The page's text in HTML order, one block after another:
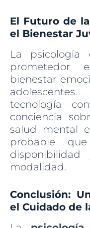
El Futuro de
el Bienestar
La
prometedor
bienestar
tecnología
conciencia
salud mental
probable
modalidad.
Conclusión:
el Cuidado de